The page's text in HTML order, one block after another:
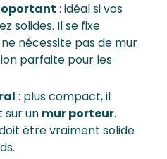
: idéal si vos
solides. Il se fixe
nécessite pas de mur
parfaite pour les
: plus compact, il
sur un mur porteur.
être vraiment solide